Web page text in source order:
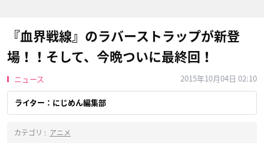
『血界戦線』のラバーストラップが新登
場！！そして、今晩ついに最終回！
ニュース 2015年10月04日 02:10
ライター：にじめん編集部
カテゴリ : アニメ